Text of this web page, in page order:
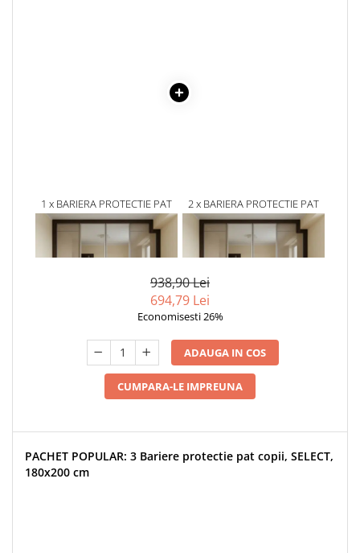
1 x BARIERA PROTECTIE PAT
COPII, MODEL SELECT
EMPRIA, INTERCONECTABILA,
REGLABILA SI CULISANTA,
INALTIME AJUSTABILA PANA
LA 88 CM, LUNGIME 160 CM
312,96 Lei
264,65
2 x BARIERA PROTECTIE PAT
COPII, MODEL SELECT
EMPRIA, INTERCONECTABILA,
REGLABILA SI CULISANTA,
INALTIME AJUSTABILA PANA
312,96 Lei
264,65
938,90 Lei
694,79 Lei
Economisesti 26%
ADAUGA IN COS
CUMPARA-LE IMPREUNA
PACHET POPULAR: 3 Bariere protectie pat copii, SELECT,
180x200 cm